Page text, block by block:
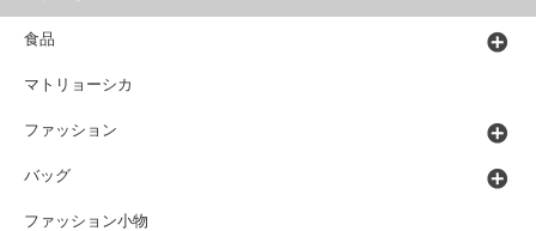
食品
マトリョーシカ
ファッション
バッグ
ファッション小物